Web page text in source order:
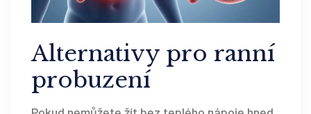
Alternativy pro ranní
probuzení